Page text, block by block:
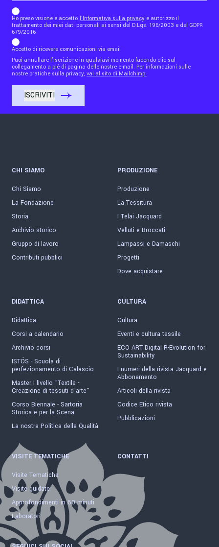
b_b43a7bd9734c7124b3be52921_1911023b36
Ho preso visione e accetto l'Informativa sulla privacy e autorizzo il
trattamento dei miei dati personali ai sensi del D.Lgs. 196/2003 e del GDPR
679/2016
Accetto di ricevere comunicazioni via email
Puoi annullare l'iscrizione in qualsiasi momento facendo clic sul
collegamento a piè di pagina delle nostre e-mail. Per informazioni sulle
nostre pratiche sulla privacy, vai al sito di Mailchimp.
CHI SIAMO
Chi Siamo
La Fondazione
Storia
Archivio storico
Gruppo di lavoro
Contributi pubblici
PRODUZIONE
Produzione
La Tessitura
I Telai Jacquard
Velluti e Broccati
Lampassi e Damaschi
Progetti
Dove acquistare
DIDATTICA
Didattica
Corsi a calendario
Archivio corsi
ISTÓS - Scuola di
perfezionamento di Calascio
Master I livello "Textile -
Creazione di tessuti d'arte"
Corso Biennale - Sartoria
Storica e per la Scena
La nostra Politica della Qualità
CULTURA
Cultura
Eventi e cultura tessile
ECO ART Digital R-Evolution for
Sustainability
I numeri della rivista Jacquard e
Abbonamento
Articoli della rivista
Codice Etico rivista
Pubblicazioni
VISITE TEMATICHE
Visite Tematiche
Visite guidate
Approfondimenti in 60 minuti
Laboratori
CONTATTI